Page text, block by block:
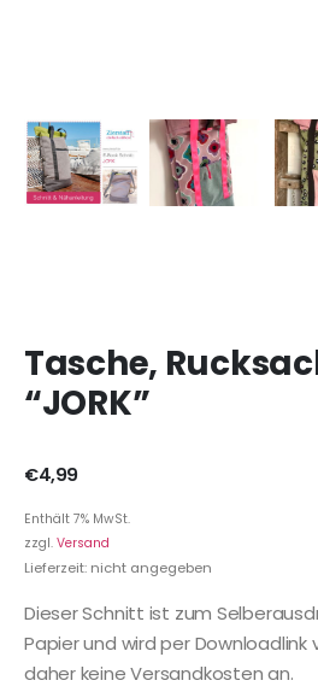
Tasche,
“JORK”
€4,99
Enthält 7% MwSt.
zzgl. Versand
Lieferzeit: nicht angegeben
Dieser Schnitt ist zum
Papier und wird per Downloadlink
daher keine Versandkosten an.